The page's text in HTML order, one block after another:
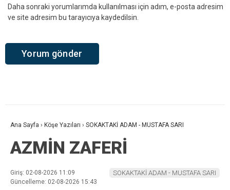
Daha sonraki yorumlarımda kullanılması için adım, e-posta adresim
ve site adresim bu tarayıcıya kaydedilsin.
Ana Sayfa › Köşe Yazıları › SOKAKTAKİ ADAM - MUSTAFA SARI
AZMİN ZAFERİ
Giriş: 02-08-2026 11:09
Güncelleme: 02-08-2026 15:43
SOKAKTAKİ ADAM - MUSTAFA SARI